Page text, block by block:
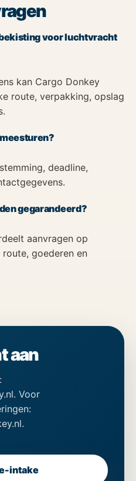
voor luchtvracht
kan Cargo Donkey
route, verpakking, opslag
deadline,
gegarandeerd?
aanvragen op
goederen en
aan
Voor
intake